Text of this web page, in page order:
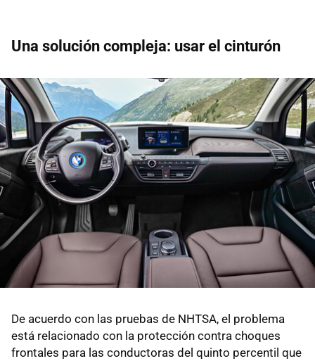
Una solución compleja: usar el cinturón
De acuerdo con las pruebas de NHTSA, el problema
está relacionado con la protección contra choques
frontales para las conductoras del quinto percentil que